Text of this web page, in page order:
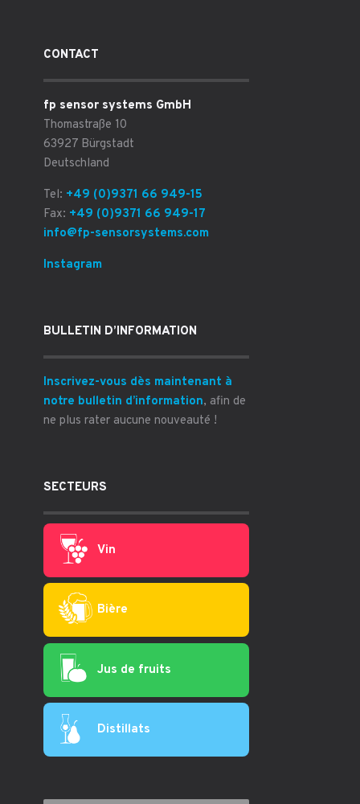
CONTACT
fp sensor systems GmbH
Thomastraße 10
63927 Bürgstadt
Deutschland
Tel: +49 (0)9371 66 949-15
Fax: +49 (0)9371 66 949-17
info@fp-sensorsystems.com
Instagram
BULLETIN D’INFORMATION
Inscrivez-vous dès maintenant à
notre bulletin d’information, afin de
ne plus rater aucune nouveauté !
SECTEURS
Vin
Bière
Jus de fruits
Distillats